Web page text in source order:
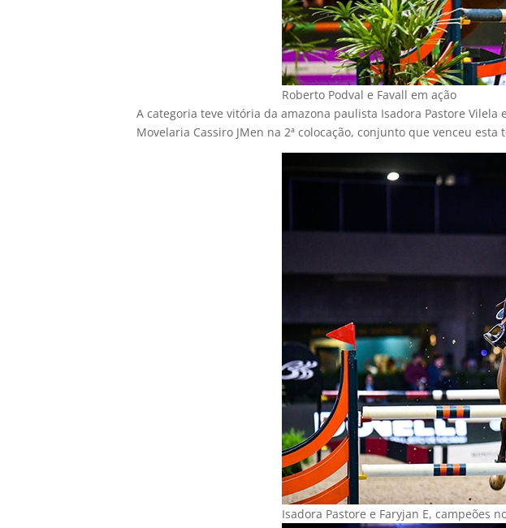
Roberto Podval e Favall em ação
A categoria teve vitória da amazona paulista Isadora Pastore
Movelaria Cassiro JMen na 2ª colocação, conjunto que venceu esta
Isadora Pastore e Faryjan E, campeões